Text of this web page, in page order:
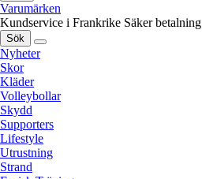
Varumärken
Kundservice i Frankrike Säker betalning
Sök
Nyheter
Skor
Kläder
Volleybollar
Skydd
Supporters
Lifestyle
Utrustning
Strand